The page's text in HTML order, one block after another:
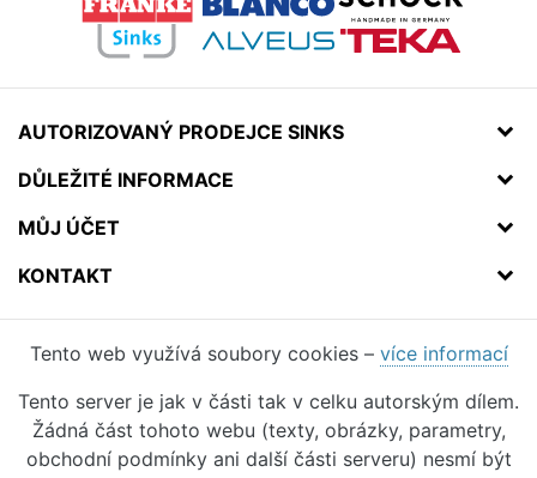
AUTORIZOVANÝ PRODEJCE SINKS
DŮLEŽITÉ INFORMACE
MŮJ ÚČET
KONTAKT
Tento web využívá soubory cookies – více informací
Tento server je jak v části tak v celku autorským dílem.
Žádná část tohoto webu (texty, obrázky, parametry,
obchodní podmínky ani další části serveru) nesmí být